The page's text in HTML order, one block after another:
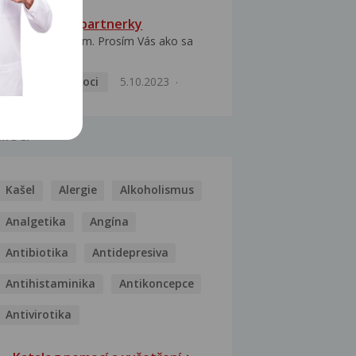
HPV typ 52 u partnerky
Dobrý deň prajem. Prosím Vás ako sa
Pohlavní nemoci
5.10.2023
Kašel Alergie Alkoholismus
Analgetika Angína
Antibiotika Antidepresiva
Antihistaminika Antikoncepce
Antivirotika